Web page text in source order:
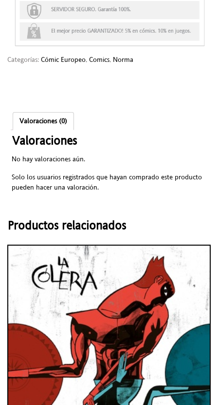
Categorías: Cómic Europeo, Comics, Norma
Valoraciones (0)
Valoraciones
No hay valoraciones aún.
Solo los usuarios registrados que hayan comprado este producto
pueden hacer una valoración.
Productos relacionados